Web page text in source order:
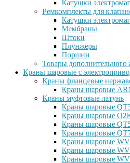
Катушки
Ремкомплекты для
Катушки
Мембраны
Штоки
Плунжеры
Поршни
Товары дополнительного
Краны шаровые с
Краны фланцевые
Краны шаровые
Краны муфтовые латунь
Краны шаровые
Краны шаровые
Краны шаровые
Краны шаровые
Краны шаровые
Краны шаровые
Краны шаровые